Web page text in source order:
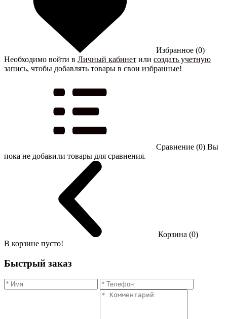
Избранное (0)
Необходимо войти в Личный кабинет или создать учетную
запись, чтобы добавлять товары в свои избранные!
Сравнение (0) Вы
пока не добавили товары для сравнения.
Корзина (0)
В корзине пусто!
Быстрый заказ